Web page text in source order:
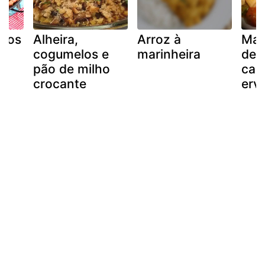
Alheira,
cogumelos e
pão de milho
crocante
Arroz à
marinheira
de